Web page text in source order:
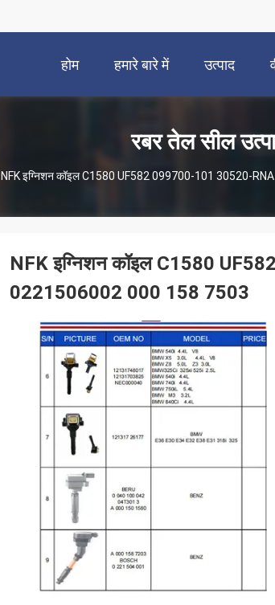
होम हमारे बारे में उत्पाद
रबर तेल सील
NFK इग्निशन कॉइल C1580 UF582 099700-101 30520-
NFK इग्निशन कॉइल C1580
0221506002 000 158 7503